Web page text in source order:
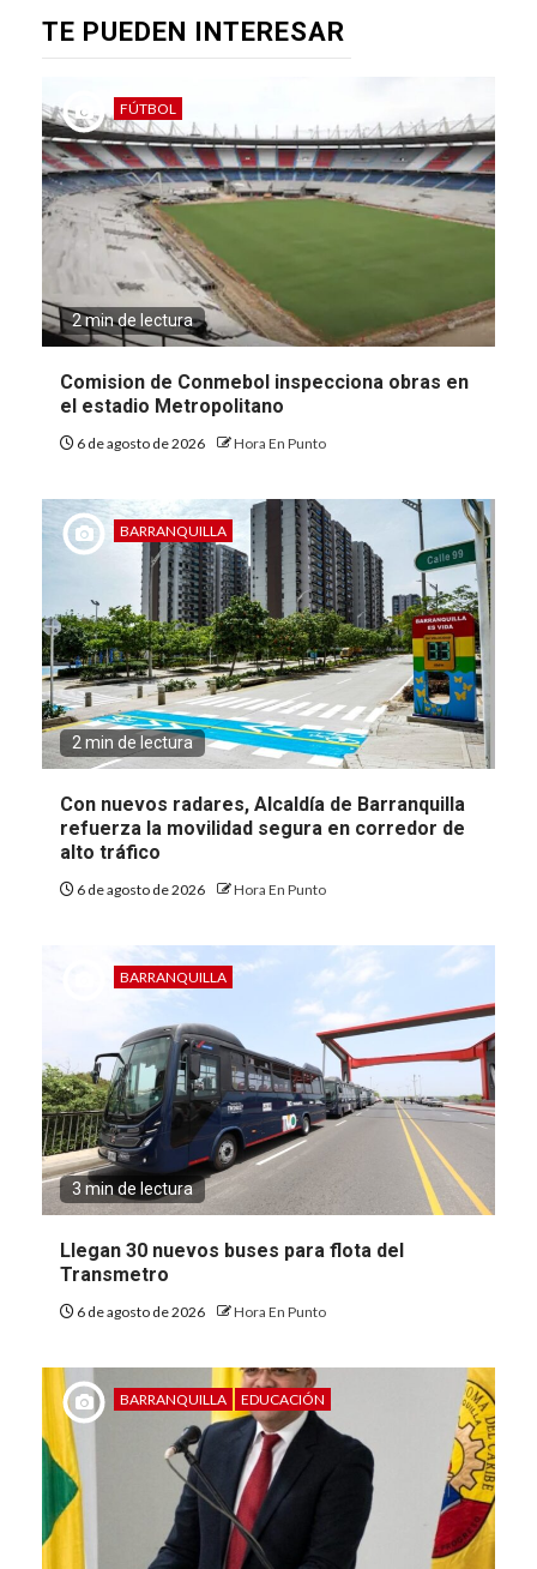
TE PUEDEN INTERESAR
FÚTBOL
2 min de lectura
Comision de Conmebol inspecciona obras en
el estadio Metropolitano
6 de agosto de 2026 Hora En Punto
BARRANQUILLA
2 min de lectura
Con nuevos radares, Alcaldía de Barranquilla
refuerza la movilidad segura en corredor de
alto tráfico
6 de agosto de 2026 Hora En Punto
BARRANQUILLA
3 min de lectura
Llegan 30 nuevos buses para flota del
Transmetro
6 de agosto de 2026 Hora En Punto
BARRANQUILLA EDUCACIÓN